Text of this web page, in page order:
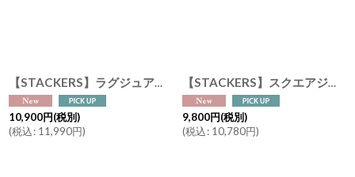
【STACKERS】ラグジュアリートラベルジュエリーボックス トープラフィア Taupe Raffia Luxury Travel Jewellery Box スタッカーズ イギリス ロンドン ロンドン ジュエリーボックス
10,900円(税別)
(税込: 11,990円)
【STACKERS】スクエアジュエリーロール ブラッシュラフィア Blush Raffia Square Jewellery Roll ピンク ジュエリーケース スタッカーズ イギリス ロンドン
9,800円(税別)
(税込: 10,780円)